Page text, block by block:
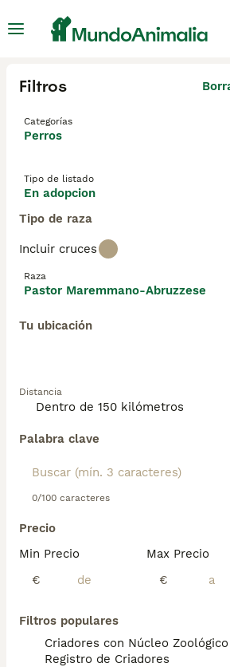
Filtros
Categorías
Perros
Tipo de listado
En adopcion
Tipo de raza
Incluir cruces
Raza
Pastor Maremmano-Abruzzese
Tu ubicación
Distancia
Palabra clave
0/100 caracteres
Precio
Min Precio
€
Max Precio
€
Filtros populares
Criadores con Núcleo Zoológico
Registro de Criadores